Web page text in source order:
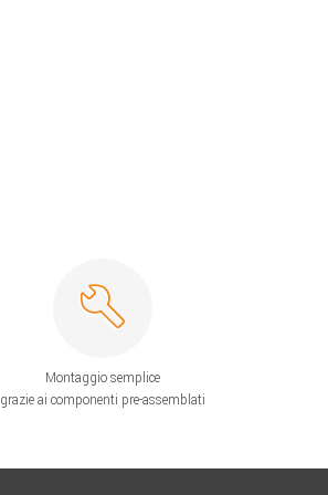
Montaggio semplice
grazie ai componenti pre-assemblati